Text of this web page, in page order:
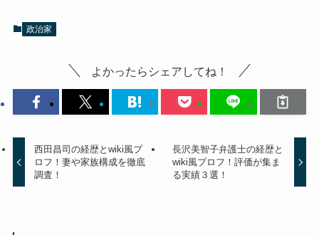
政治家
よかったらシェアしてね！
西田昌司の経歴とwiki風プ
ロフ！妻や家族構成を徹底
調査！
長沢美智子弁護士の経歴と
wiki風プロフ！評価が集ま
る実績３選！